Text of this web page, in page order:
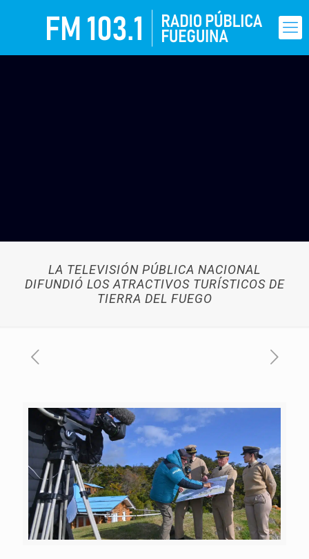
LA TELEVISIÓN PÚBLICA NACIONAL
DIFUNDIÓ LOS ATRACTIVOS TURÍSTICOS DE
TIERRA DEL FUEGO